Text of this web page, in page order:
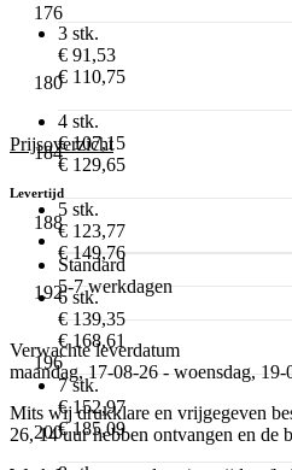
176
180
184
188
192
196
200
3 stk.
€ 91,53
€ 110,75
4 stk.
€ 107,15
€ 129,65
5 stk.
€ 123,77
€ 149,76
6 stk.
€ 139,35
€ 168,61
7 stk.
€ 152,97
€ 185,09
Prijsoverzicht
Levertijd
Standard
5-7 werkdagen
Verwachte leverdatum
maandag, 17-08-26 - woensdag, 19-
Mits wij drukklare en vrijgegeven
26, 14 uur hebben ontvangen en de